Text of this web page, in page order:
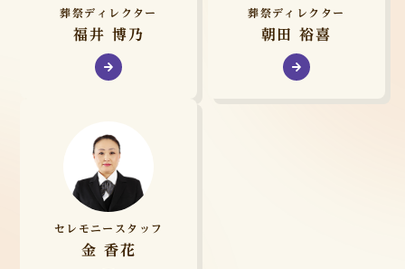
葬祭ディレクター
福井 博乃
葬祭ディレクター
朝田 裕喜
セレモニースタッフ
金 香花